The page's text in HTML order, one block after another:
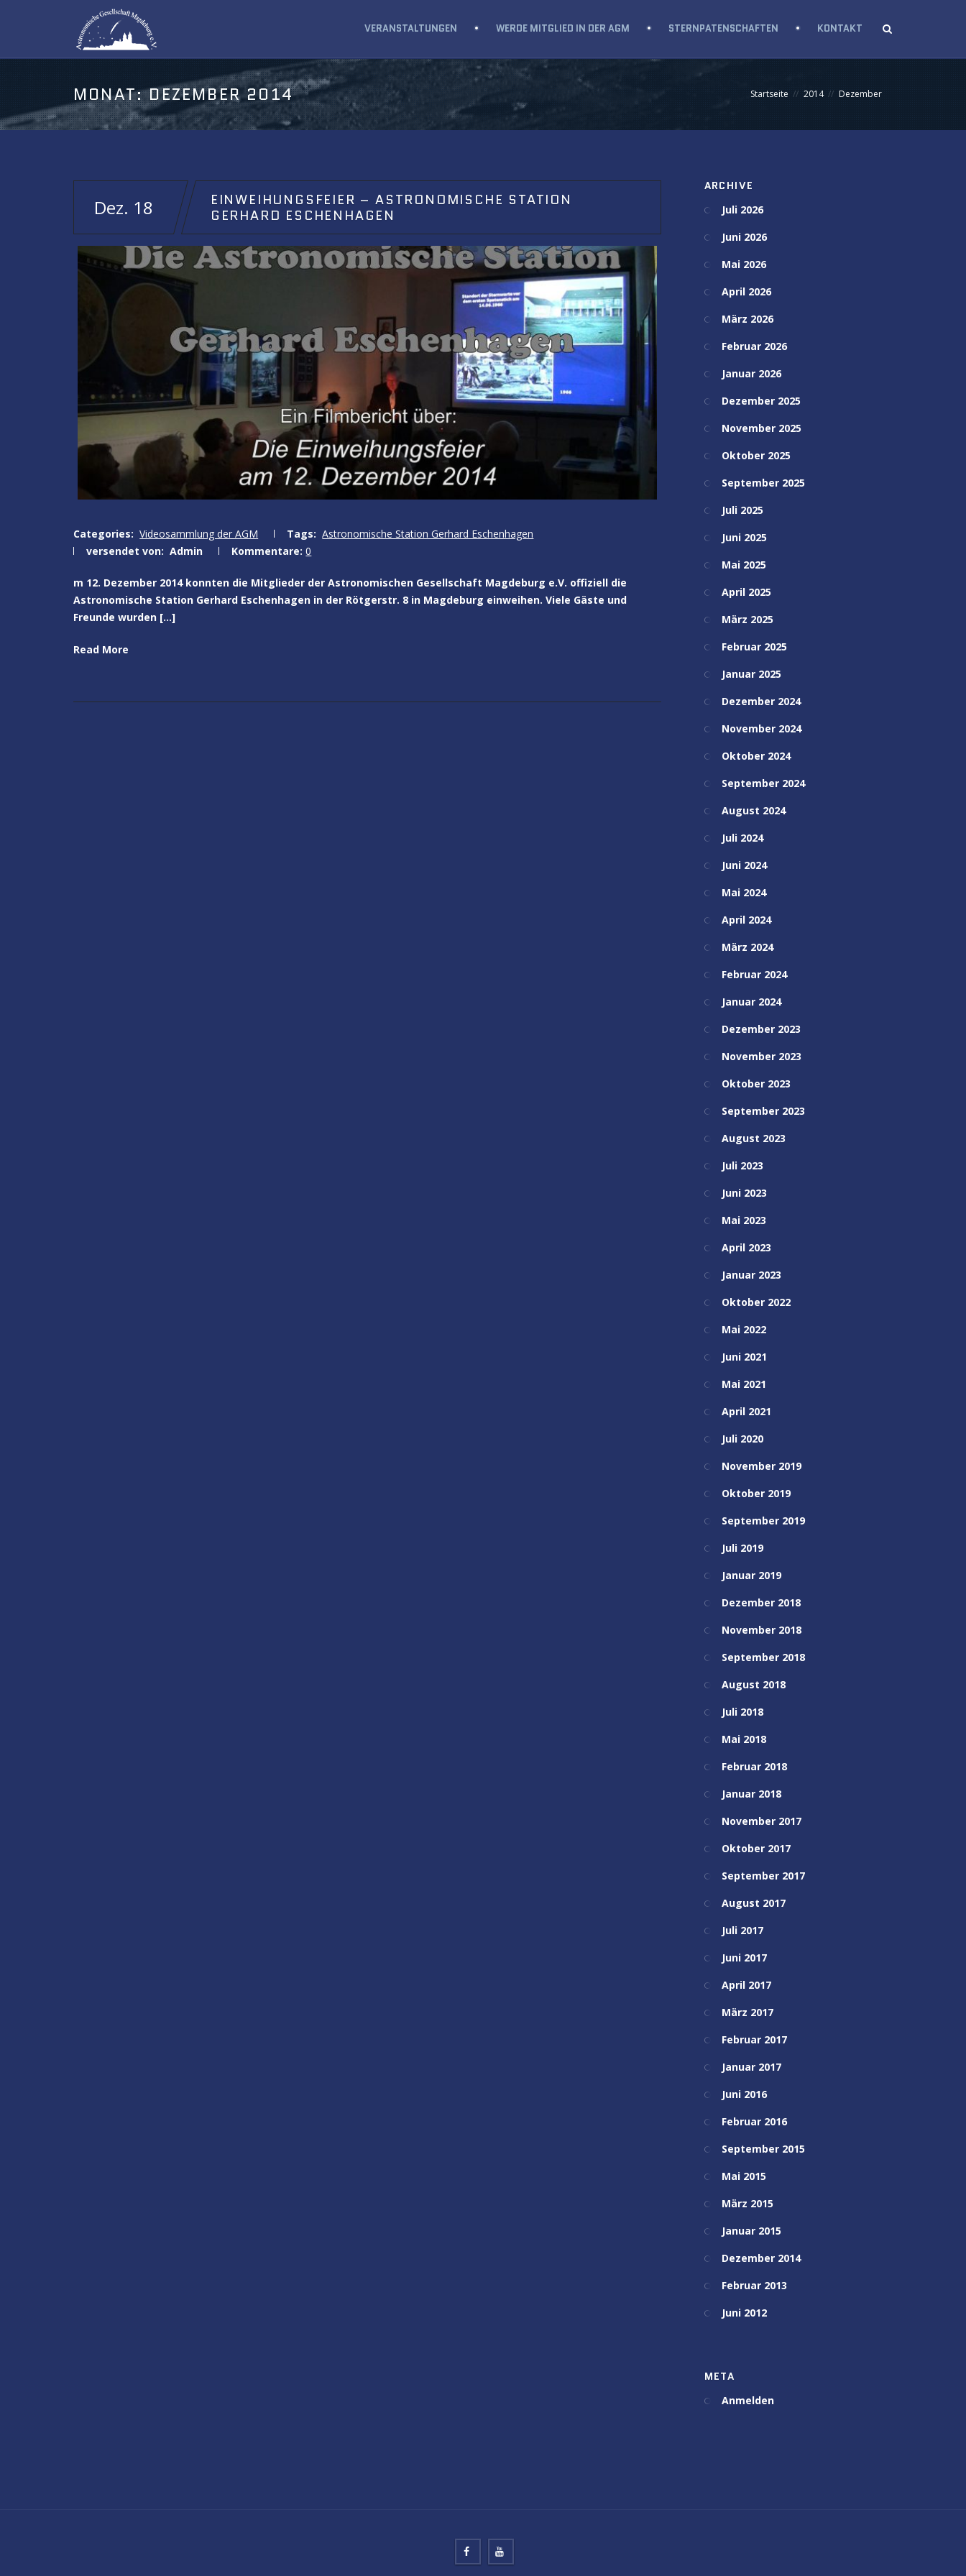
VERANSTALTUNGEN WERDE MITGLIED IN DER AGM STERNPATENSCHAFTEN KONTAKT
MONAT:DEZEMBER 2014 Startseite 2014 Dezember
Dez. 18
EINWEIHUNGSFEIER – ASTRONOMISCHE STATION
GERHARD ESCHENHAGEN
Categories: Videosammlung der AGM Tags: Astronomische Station Gerhard Eschenhagen
versendet von: Admin Kommentare: 0
m 12. Dezember 2014 konnten die Mitglieder der Astronomischen Gesellschaft Magdeburg e.V. offiziell die
Astronomische Station Gerhard Eschenhagen in der Rötgerstr. 8 in Magdeburg einweihen. Viele Gäste und
Freunde wurden […]
Read More
ARCHIVE
Juli 2026
Juni 2026
Mai 2026
April 2026
März 2026
Februar 2026
Januar 2026
Dezember 2025
November 2025
Oktober 2025
September 2025
Juli 2025
Juni 2025
Mai 2025
April 2025
März 2025
Februar 2025
Januar 2025
Dezember 2024
November 2024
Oktober 2024
September 2024
August 2024
Juli 2024
Juni 2024
Mai 2024
April 2024
März 2024
Februar 2024
Januar 2024
Dezember 2023
November 2023
Oktober 2023
September 2023
August 2023
Juli 2023
Juni 2023
Mai 2023
April 2023
Januar 2023
Oktober 2022
Mai 2022
Juni 2021
Mai 2021
April 2021
Juli 2020
November 2019
Oktober 2019
September 2019
Juli 2019
Januar 2019
Dezember 2018
November 2018
September 2018
August 2018
Juli 2018
Mai 2018
Februar 2018
Januar 2018
November 2017
Oktober 2017
September 2017
August 2017
Juli 2017
Juni 2017
April 2017
März 2017
Februar 2017
Januar 2017
Juni 2016
Februar 2016
September 2015
Mai 2015
März 2015
Januar 2015
Dezember 2014
Februar 2013
Juni 2012
META
Anmelden